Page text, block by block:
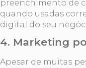
preenchimento de
quando usadas
digital do seu
4. Marketing
Apesar de muitas